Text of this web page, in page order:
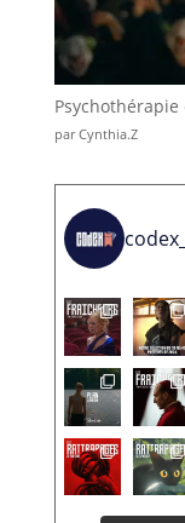
Psychothérapie
par Cynthia.Z